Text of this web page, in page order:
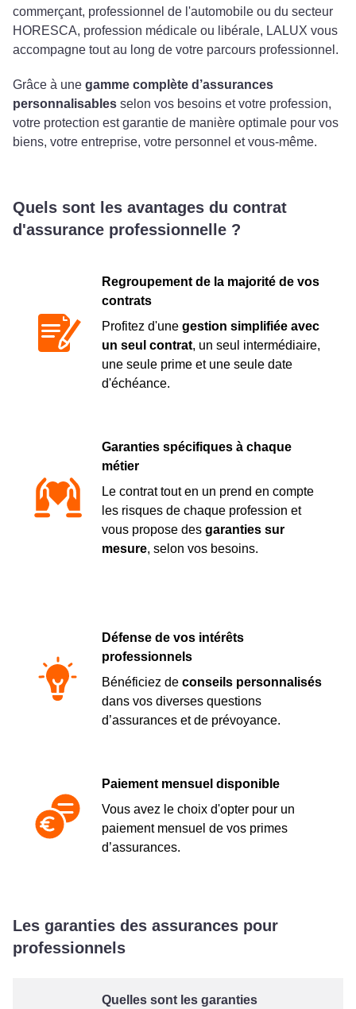
commerçant, professionnel de l'automobile ou du secteur
HORESCA, profession médicale ou libérale, LALUX vous
accompagne tout au long de votre parcours professionnel.
Grâce à une gamme complète d’assurances
personnalisables selon vos besoins et votre profession,
votre protection est garantie de manière optimale pour vos
biens, votre entreprise, votre personnel et vous-même.
Quels sont les avantages du contrat
d'assurance professionnelle ?
Regroupement de la majorité de vos
contrats
Profitez d'une gestion simplifiée avec
un seul contrat, un seul intermédiaire,
une seule prime et une seule date
d'échéance.
Garanties spécifiques à chaque
métier
Le contrat tout en un prend en compte
les risques de chaque profession et
vous propose des garanties sur
mesure, selon vos besoins.
Défense de vos intérêts
professionnels
Bénéficiez de conseils personnalisés
dans vos diverses questions
d’assurances et de prévoyance.
Paiement mensuel disponible
Vous avez le choix d'opter pour un
paiement mensuel de vos primes
d’assurances.
Les garanties des assurances pour
professionnels
Quelles sont les garanties